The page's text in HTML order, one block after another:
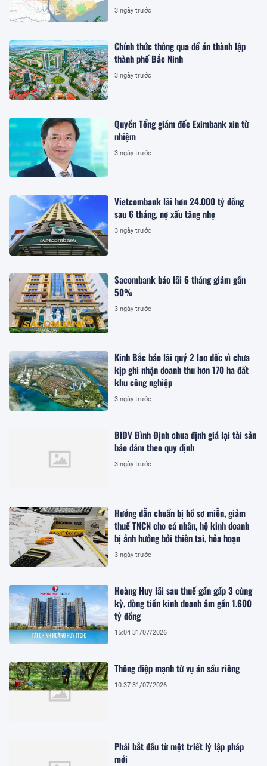
3 ngày trước
Chính thức thông qua đề án thành lập
thành phố Bắc Ninh
3 ngày trước
Quyền Tổng giám đốc Eximbank xin từ
nhiệm
3 ngày trước
Vietcombank lãi hơn 24.000 tỷ đồng
sau 6 tháng, nợ xấu tăng nhẹ
3 ngày trước
Sacombank báo lãi 6 tháng giảm gần
50%
3 ngày trước
Kinh Bắc báo lãi quý 2 lao dốc vì chưa
kịp ghi nhận doanh thu hơn 170 ha đất
khu công nghiệp
3 ngày trước
BIDV Bình Định chưa định giá lại tài sản
bảo đảm theo quy định
3 ngày trước
Hướng dẫn chuẩn bị hồ sơ miễn, giảm
thuế TNCN cho cá nhân, hộ kinh doanh
bị ảnh hưởng bởi thiên tai, hỏa hoạn
3 ngày trước
Hoàng Huy lãi sau thuế gần gấp 3 cùng
kỳ, dòng tiền kinh doanh âm gần 1.600
tỷ đồng
15:04 31/07/2026
Thông điệp mạnh từ vụ án sầu riêng
10:37 31/07/2026
Phải bắt đầu từ một triết lý lập pháp
mới